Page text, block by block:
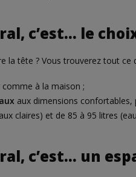
c’est… le
la tête ? Vous trouverez tout
à la maison ;
aux dimensions
claires) et de 85 à 95 litres
c’est… un